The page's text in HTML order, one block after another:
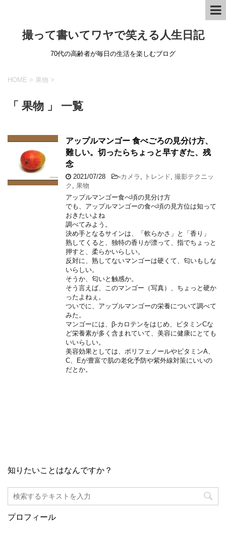
撮って書いてワヤで笑える人生日記
70代の高齢者が毎日の生活を楽しむブログ
HOME > 果物 >
「 果物 」 一覧
アップルマンゴー 食べごろの見分け方、
難しい。切ったらちょっと早すぎた、残
念
2021/07/28 -カメラ トレンド 撮影テクニッ
ク
果物
アップルマンゴー食べ頃の見分け方
でも、アップルマンゴーの食べ頃の見方位は知って
おきたいよね
調べてみよう。
決め手となるサインは、「軟らかさ」と「香り」
熟してくると、独特の香りが漂って、指でちょっと
押すと、柔らかいらしい。
反対に、熟してないマンゴーは硬くて、匂いもしな
いらしい。
そうか、匂いと触感か。
そう言えば、このマンゴー（写真）、ちょっと硬か
ったよねぇ。
ついでに、アップルマンゴーの栄養について調べて
みた。
マンゴーには、β-カロテンをはじめ、ビタミンCな
ど栄養素が多く含まれていて、美容に健康にとても
いいらしい。
美容効果としては、ポリフェノールやビタミンA、
C、Eが豊富で肌の老化予防や紫外線対策にいいの
だとか。
知りたいことはなんですか？
プロフィール